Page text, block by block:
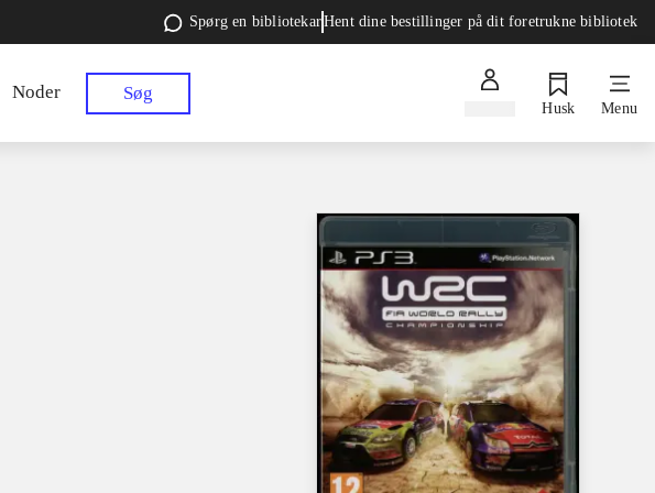
Spørg en bibliotekarHent dine bestillinger på dit foretrukne bibliotek
Noder Søg
Husk Menu